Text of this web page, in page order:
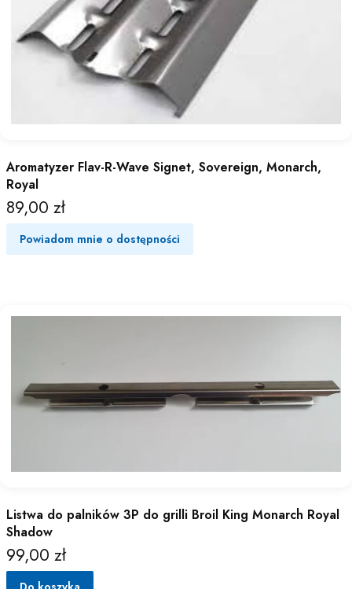
Aromatyzer Flav-R-Wave Signet, Sovereign, Monarch,
Royal
Cena
89,00 zł
Powiadom mnie o dostępności
Listwa do palników 3P do grilli Broil King Monarch Royal
Shadow
Cena
99,00 zł